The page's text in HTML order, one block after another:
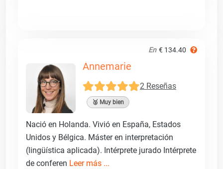
En € 134.40
Annemarie
2 Reseñas
🥈 Muy bien
Nació en Holanda. Vivió en España, Estados
Unidos y Bélgica. Máster en interpretación
(lingüística aplicada). Intérprete jurado Intérprete
de conferen Leer más ...